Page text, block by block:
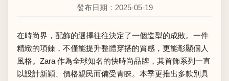
發布日期：2025-05-19
在時尚界，配飾的選擇往往決定了一個造型的成敗。一件
精緻的項鍊，不僅能提升整體穿搭的質感，更能彰顯個人
風格。Zara 作為全球知名的快時尚品牌，其首飾系列一直
以設計新穎、價格親民而備受青睞。本季更推出多款別具